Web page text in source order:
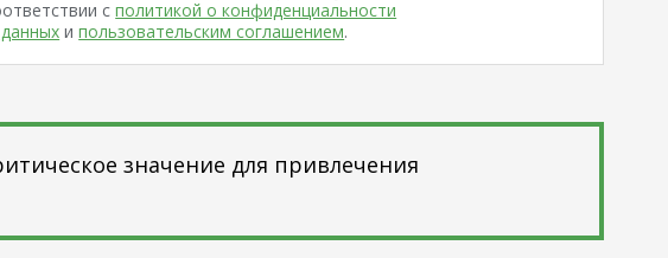
сполитикой о конфиденциальности
ипользовательским соглашением.
значение для привлечения